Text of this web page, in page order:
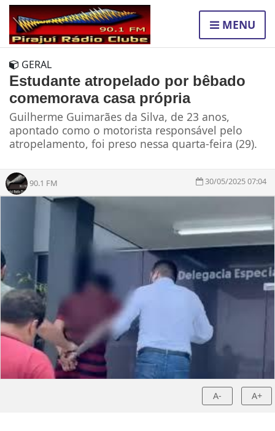
MENU
GERAL
Estudante atropelado por bêbado
comemorava casa própria
Guilherme Guimarães da Silva, de 23 anos,
apontado como o motorista responsável pelo
atropelamento, foi preso nessa quarta-feira (29).
90.1 FM 30/05/2025 07:04
A- A+